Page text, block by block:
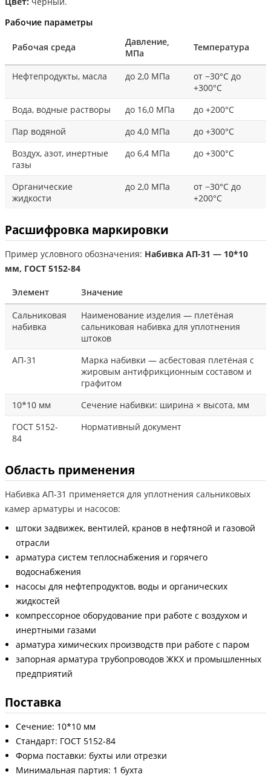
Рабочие параметры
Рабочая среда
Давление,
МПа
Температура
Нефтепродукты, масла до 2,0 МПа
от −30°С до
+300°С
Вода, водные растворы
до 16,0 МПа
до +200°С
Пар водяной
до 4,0 МПа
до +300°С
Воздух, азот, инертные
газы
до 6,4 МПа до +300°С
Органические
жидкости
до 2,0 МПа
от −30°С до
+200°С
Расшифровка маркировки
Пример условного обозначения: Набивка АП-31 — 10*10
мм, ГОСТ 5152-84
Элемент
Значение
Сальниковая
набивка
Наименование изделия — плетёная
сальниковая набивка для уплотнения
штоков
АП-31
Марка набивки — асбестовая плетёная с
жировым антифрикционным составом и
графитом
10*10 мм
Сечение набивки: ширина × высота, мм
ГОСТ 5152-
84
Нормативный документ
Область применения
Набивка АП-31 применяется для уплотнения сальниковых
камер арматуры и насосов:
штоки задвижек, вентилей, кранов в нефтяной и газовой
отрасли
арматура систем теплоснабжения и горячего
водоснабжения
насосы для нефтепродуктов, воды и органических
жидкостей
компрессорное оборудование при работе с воздухом и
инертными газами
арматура химических производств при работе с паром
запорная арматура трубопроводов ЖКХ и промышленных
предприятий
Поставка
Сечение: 10*10 мм
Стандарт: ГОСТ 5152-84
Форма поставки: бухты или отрезки
Минимальная партия: 1 бухта